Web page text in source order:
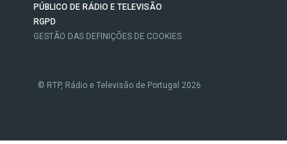
PÚBLICO DE RÁDIO E TELEVISÃO
RGPD
GESTÃO DAS DEFINIÇÕES DE COOKIES
© RTP, Rádio e Televisão de Portugal 2026